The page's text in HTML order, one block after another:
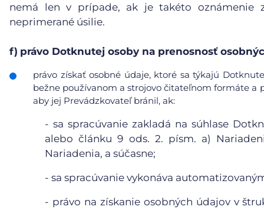
nemá len v prípade, ak je takéto oznámenie
neprimerané úsilie.
f) právo Dotknutej osoby na prenosnosť
právo získať osobné údaje, ktoré sa týkajú
bežne používanom a strojovo čitateľnom formáte a
aby jej Prevádzkovateľ bránil, ak:
-sa spracúvanie zakladá na súhlase
alebo článku 9 ods. 2. písm. a)
Nariadenia, a súčasne;
- sa spracúvanie vykonáva
- právo na získanie osobných údajov v